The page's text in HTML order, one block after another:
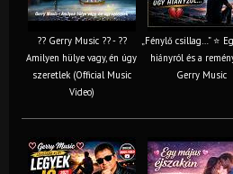
?? Gerry Music ?? - ??
Amilyen hülye vagy, én úgy
szeretlek (Official Music
Video)
„Fénylő csillag…” ⭐
hiányról és a
Gerry Music